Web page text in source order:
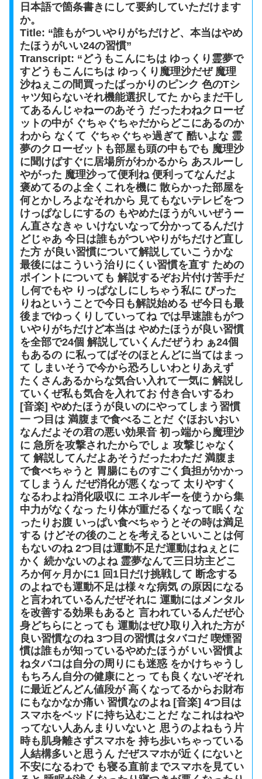
日本語で箇条書きにして要約していただけます
か。
Title: “誰もがついやりがちだけど、本当はやめ
たほうがいい24の習慣”
Transcript: “どうもこんにちは ゆっくり霊夢で
すどうもこんにちは ゆっくり魔理沙だぜ 魔理
沙ねぇこの間買ったばっかりのピンク 色のTシ
ャツ知らないそれ機能選択してた からまだ干し
てあるんじゃねーのあそう だったわねクローゼ
ットの中が ぐちゃぐちゃだからどこにあるのか
わから なくて ぐちゃぐちゃ過ぎて 酷いよな 霊
夢のクローゼットも部屋も頭の中もでも 魔理沙
に聞けばすぐに居場所がわかるから あスルーし
やがった 魔理沙って便利ね 便利ってなんだよ
褒めてるのよ全くこれを機に 散らかった部屋を
何とかしろよなそれから 見てもないテレビをつ
けっぱなしにするの もやめたほうがいいぜうー
ん直さなきゃ いけないなって分かってるんだけ
どじゃあ 今日は誰もがついやりがちだけど直し
た方 が良い習慣について解説していこうかな
最後にはこういう治りにくい習慣を直す ための
ポイントについても 解説するぞお片付け苦手だ
し何でもや りっぱなしにしちゃう私に ぴった
りねということで今日も解説始める ぜ今日も最
後までゆっくりしていってね では早速誰もがつ
いやりがちだけど本当は やめたほうが良い習慣
を全部で24個 解説していくんだぜうわ ぁ24個
もあるの に私ってばそのほとんどに当てはまっ
て しまいそうで今から恐ろしいわとりあえず
たくさんあるからな気合い入れて一気に 解説し
ていくぜ私も気合を入れてお 付き合いするわ
[音楽] やめたほうが良いのにやってしまう習慣
一 つ目は 満腹まで食べることだ ぐほおいおい
なんだよその君の悪い効果音 初っ端から魔理沙
に 急所を攻撃されたからでしょ 攻撃じゃなく
て 解説してんだよあそうだったわただ 満腹ま
で食べちゃうと 胃腸にものすごく負担がかかっ
てしまうん だぜ消化が悪くなって 太りやすく
なるわよね消化吸収に エネルギーを使うから集
中力がなくなっ たり体が重だるくなって眠くな
ったりお腹 いっぱい食べちゃうとその時は満足
する けどその後のことを考えるといいことは何
もないのね 2つ目は運動不足だ運動はねぇとに
かく 続かないのよね 霊夢なんて三日坊主どこ
ろか何ヶ月かに1 回1日だけ挑戦して 断念する
のよねでも運動不足は様々な病気 の原因になる
と言われているんだぜそれに 運動にはメンタル
を改善する効果もあると 言われているんだぜ心
身どちらにとっても 運動はぜひ取り入れた方が
良い習慣なのね 3つ目の習慣はタバコだ 喫煙習
慣は誰もが知っているやめたほうが いい習慣よ
ねタバコは自分の周りにも迷惑 をかけちゃうし
もちろん自分の健康にとっ ても良くないぞそれ
に最近どんどん値段が 高くなってるからお財布
にもなかなか痛い 習慣なのよね [音楽] 4つ目は
スマホをベッドに持ち込むことだ なこれはねや
ってない人あんまりいないと 思うのよねもう片
時も肌身離さずスマホを 持ち歩いちゃっている
人結構多いと思うん だぜスマホが近くにないと
不安になるわで も寝る直前までスマホを見てい